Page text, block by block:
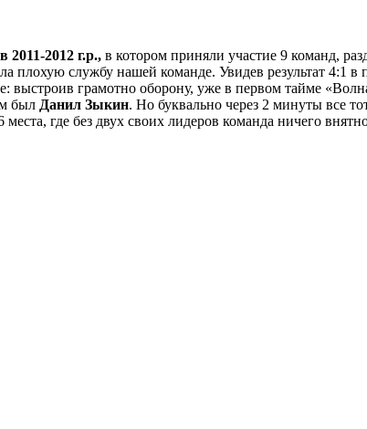
2012 г.р., в котором приняли участие 9 команд,
службу нашей команде. Увидев результат 4:1 в
грамотно оборону, уже в первом тайме
был Данил Зыкин. Но буквально через 2 минуты все
где без двух своих лидеров команда ничего